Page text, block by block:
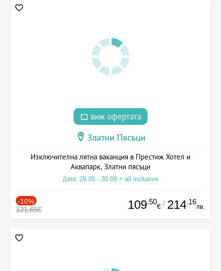
виж офертата
Златни Пясъци
Изключителна лятна ваканция в Престиж Хотел и
Аквапарк, Златни пясъци
Дата: 29.05 - 30.09 + all inclusive
-10%
121.65€ 109.50
€ / 214.16
лв.